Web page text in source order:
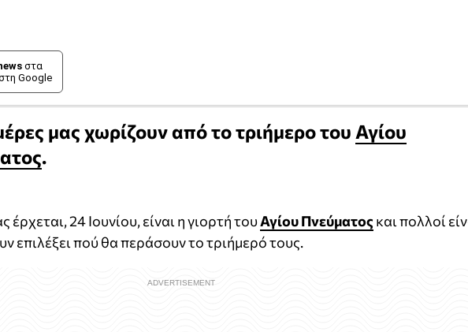
στα
Google
μας χωρίζουν από το τριήμερο του Αγίου
.
24 Ιουνίου, είναι η γιορτή τουΑγίου Πνεύματος και πολλοί
επιλέξει πού θα περάσουν το τριήμερό τους.